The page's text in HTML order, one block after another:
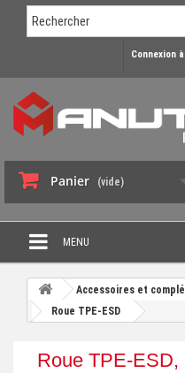
Connexion
Panier (vide)
MENU
PROMO DÉSTOCKAGE
CHARIOT DE MANUTENTION
Accessoires et
Roue TPE-ESD
Roue TPE-ESD,